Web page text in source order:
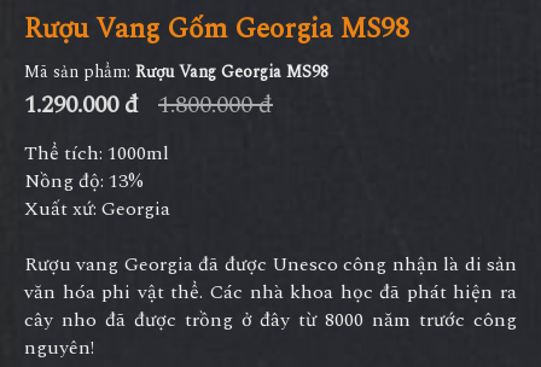
Rượu Vang Gốm Georgia MS98
Mã sản phẩm: Rượu Vang Georgia MS98
1.290.000 đ 1.800.000 đ
Thể tích: 1000ml
Nồng độ: 13%
Xuất xứ: Georgia
Rượu vang Georgia đã được Unesco công nhận là di sản
văn hóa phi vật thể. Các nhà khoa học đã phát hiện ra
cây nho đã được trồng ở đây từ 8000 năm trước công
nguyên!